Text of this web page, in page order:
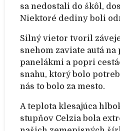
sa nedostali do škôl,
Niektoré dediny boli
Silný vietor tvoril
snehom zaviate autá
panelákmi a popri
snahu, ktorý bolo
nás to bolo za mesto.
A teplota klesajúca
stupňov Celzia bola